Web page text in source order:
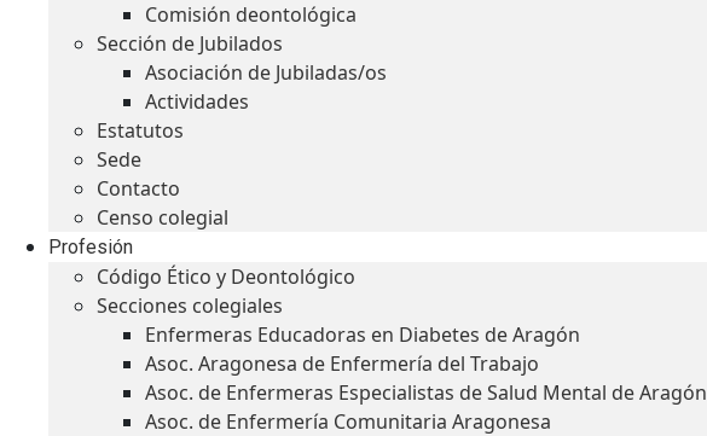
Comisión deontológica
Sección de Jubilados
Asociación de Jubiladas/os
Actividades
Estatutos
Sede
Contacto
Censo colegial
Profesión
Código Ético y Deontológico
Secciones colegiales
Enfermeras Educadoras en Diabetes de Aragón
Asoc. Aragonesa de Enfermería del Trabajo
Asoc. de Enfermeras Especialistas de Salud Mental de Aragón
Asoc. de Enfermería Comunitaria Aragonesa